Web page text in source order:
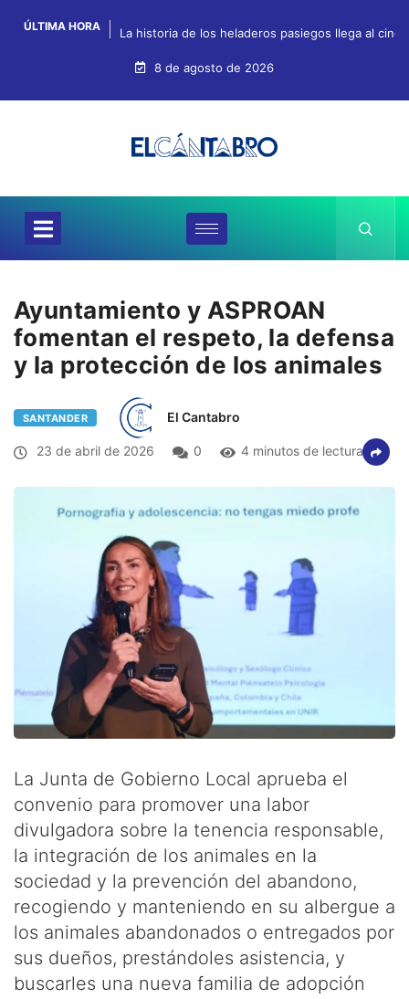
ÚLTIMA HORA La historia de los heladeros pasiegos llega al
8 de agosto de 2026
Ayuntamiento y ASPROAN
fomentan el respeto, la defensa
y la protección de los animales
SANTANDER El Cantabro
23 de abril de 2026 0 4 minutos de lectura
La Junta de Gobierno Local aprueba el
convenio para promover una labor
divulgadora sobre la tenencia responsable,
la integración de los animales en la
sociedad y la prevención del abandono,
recogiendo y manteniendo en su albergue a
los animales abandonados o entregados por
sus dueños, prestándoles asistencia, y
buscarles una nueva familia de adopción